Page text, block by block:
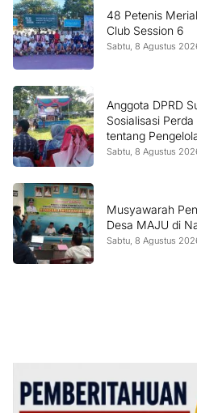
48 Petenis
Club Session 6
Sabtu, 8 Agustus
Anggota DPRD
Sosialisasi
tentang
Sabtu, 8 Agustus
Musyawarah
Desa MAJU di
Sabtu, 8 Agustus